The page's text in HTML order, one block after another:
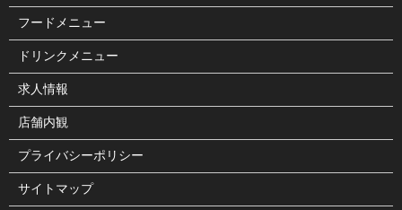
フードメニュー
ドリンクメニュー
求人情報
店舗内観
プライバシーポリシー
サイトマップ